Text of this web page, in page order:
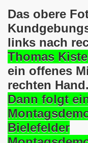
Das obere
links nach
Thomas
ein offenes
rechten Hand.
Dann folgt
Bielefelder
Ideen und
jeweils am
Todzy hat acht
Gelsenkirchen-
Bewegung steht